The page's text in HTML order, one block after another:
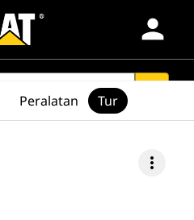
person
more_vert
Peralatan Tur